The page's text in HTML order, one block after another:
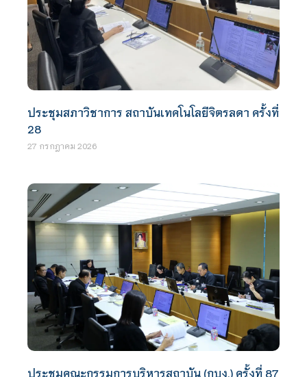
ประชุมสภาวิชาการ สถาบันเทคโนโลยีจิตรลดา ครั้งที่
28
27 กรกฎาคม 2026
ประชุมคณะกรรมการบริหารสถาบัน (กบง.) ครั้งที่ 87